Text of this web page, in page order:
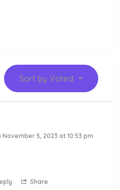
Sort by Voted
5, 2023 at 10:53 pm
Share